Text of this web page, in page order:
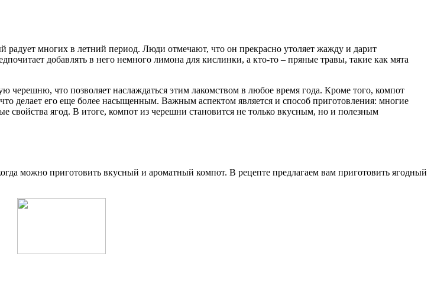
многих в летний период. Люди отмечают, что он прекрасно утоляет жажду и дарит
добавлять в него немного лимона для кислинки, а кто-то – пряные травы, такие как мята
черешню, что позволяет наслаждаться этим лакомством в любое время года. Кроме того, компот
делает его еще более насыщенным. Важным аспектом является и способ приготовления: многие
свойства ягод. В итоге, компот из черешни становится не только вкусным, но и полезным
можно приготовить вкусный и ароматный компот. В рецепте предлагаем вам приготовить ягодный